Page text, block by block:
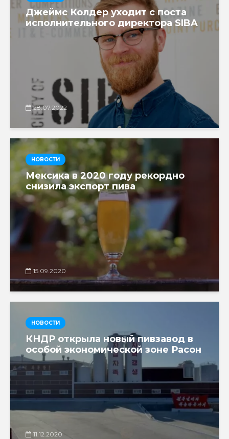
Джеймс Колдер уходит с поста
исполнительного директора SIBA
28.07.2022
НОВОСТИ
Мексика в 2020 году рекордно
снизила экспорт пива
15.09.2020
НОВОСТИ
КНДР открыла новый пивзавод в
особой экономической зоне Расон
11.12.2020